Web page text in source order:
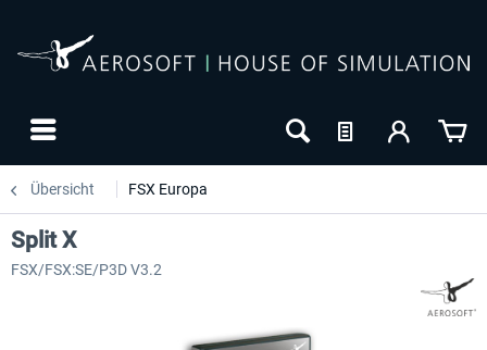
Übersicht FSX Europa
Split X
FSX/FSX:SE/P3D V3.2